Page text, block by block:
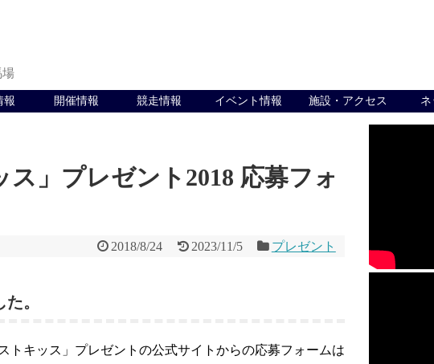
場
報 開催情報 競走情報 イベント情報 施設・アクセス ネ
」プレゼント2018 応募フォ
2018/8/24 2023/11/5 プレゼント
。
トキッス」プレゼントの公式サイトからの応募フォームは